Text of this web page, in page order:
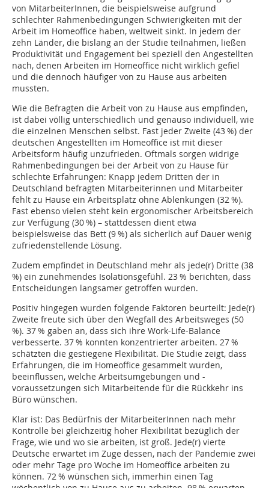
von MitarbeiterInnen, die beispielsweise aufgrund
schlechter Rahmenbedingungen Schwierigkeiten mit der
Arbeit im Homeoffice haben, weltweit sinkt. In jedem der
zehn Länder, die bislang an der Studie teilnahmen, ließen
Produktivität und Engagement bei speziell den Angestellten
nach, denen Arbeiten im Homeoffice nicht wirklich gefiel
und die dennoch häufiger von zu Hause aus arbeiten
mussten.
Wie die Befragten die Arbeit von zu Hause aus empfinden,
ist dabei völlig unterschiedlich und genauso individuell, wie
die einzelnen Menschen selbst. Fast jeder Zweite (43 %) der
deutschen Angestellten im Homeoffice ist mit dieser
Arbeitsform häufig unzufrieden. Oftmals sorgen widrige
Rahmenbedingungen bei der Arbeit von zu Hause für
schlechte Erfahrungen: Knapp jedem Dritten der in
Deutschland befragten Mitarbeiterinnen und Mitarbeiter
fehlt zu Hause ein Arbeitsplatz ohne Ablenkungen (32 %).
Fast ebenso vielen steht kein ergonomischer Arbeitsbereich
zur Verfügung (30 %) – stattdessen dient etwa
beispielsweise das Bett (9 %) als sicherlich auf Dauer wenig
zufriedenstellende Lösung.
Zudem empfindet in Deutschland mehr als jede(r) Dritte (38
%) ein zunehmendes Isolationsgefühl. 23 % berichten, dass
Entscheidungen langsamer getroffen wurden.
Positiv hingegen wurden folgende Faktoren beurteilt: Jede(r)
Zweite freute sich über den Wegfall des Arbeitsweges (50
%). 37 % gaben an, dass sich ihre Work-Life-Balance
verbesserte. 37 % konnten konzentrierter arbeiten. 27 %
schätzten die gestiegene Flexibilität. Die Studie zeigt, dass
Erfahrungen, die im Homeoffice gesammelt wurden,
beeinflussen, welche Arbeitsumgebungen und -
voraussetzungen sich Mitarbeitende für die Rückkehr ins
Büro wünschen.
Klar ist: Das Bedürfnis der MitarbeiterInnen nach mehr
Kontrolle bei gleichzeitig hoher Flexibilität bezüglich der
Frage, wie und wo sie arbeiten, ist groß. Jede(r) vierte
Deutsche erwartet im Zuge dessen, nach der Pandemie zwei
oder mehr Tage pro Woche im Homeoffice arbeiten zu
können. 72 % wünschen sich, immerhin einen Tag